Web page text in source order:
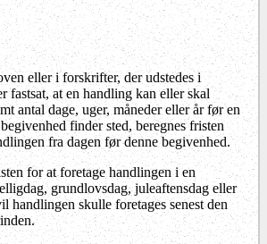
eller i forskrifter, der udstedes i
fastsat, at en handling kan eller skal
antal dage, uger, måneder eller år før en
finder sted, beregnes fristen
fra dagen før denne begivenhed.
for at foretage handlingen i en
grundlovsdag, juleaftensdag eller
handlingen skulle foretages senest den